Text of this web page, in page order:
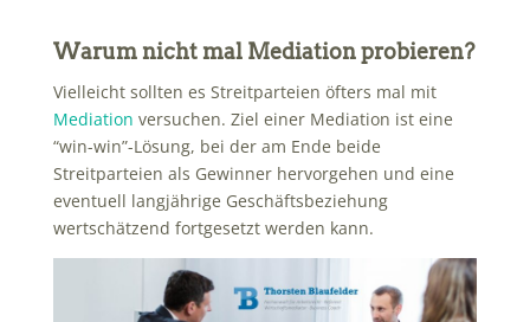
Warum nicht mal Mediation probieren?
Vielleicht sollten es Streitparteien öfters mal mit
Mediation versuchen. Ziel einer Mediation ist eine
“win-win”-Lösung, bei der am Ende beide
Streitparteien als Gewinner hervorgehen und eine
eventuell langjährige Geschäftsbeziehung
wertschätzend fortgesetzt werden kann.